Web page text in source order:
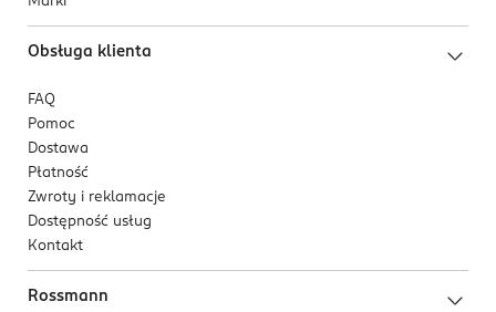
Obsługa klienta
FAQ
Pomoc
Dostawa
Płatność
Zwroty i reklamacje
Dostępność usług
Kontakt
Rossmann